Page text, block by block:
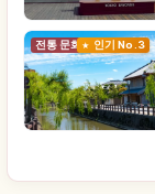
전통 문화 인기 No.3